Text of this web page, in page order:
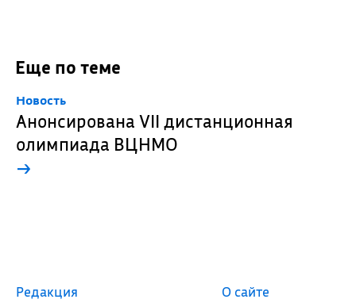
Еще по теме
Новость
Анонсирована VII дистанционная
олимпиада ВЦНМО
→
Редакция О сайте